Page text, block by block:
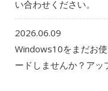
い合わせください。
2026.06.09
Windows10をまだお
ードしませんか？アッ